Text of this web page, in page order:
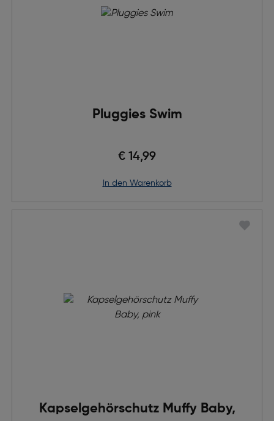
Pluggies Swim
€ 14,99
in den Warenkorb
Kapselgehörschutz Muffy Baby,